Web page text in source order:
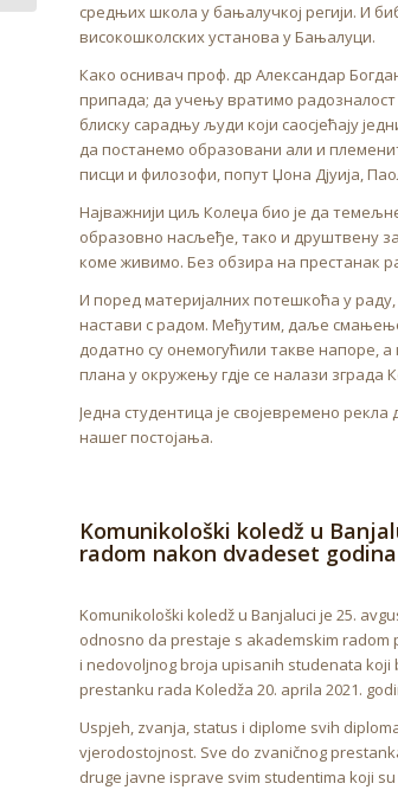
средњих школа у бањалучкој регији. И
високошколских установа у Бањалуци.
Како оснивач проф. др Александар
припада; да учењу вратимо
блиску сарадњу људи који саосјећају
да постанемо образовани али и
писци и филозофи, попут Џона Дјуија,
Најважнији циљ Колеџа био је да
образовно насљеђе, тако и друштвену
коме живимо. Без обзира на престанак
И поред материјалних потешкоћа у
настави с радом. Међутим, даље
додатно су онемогућили такве напоре,
плана у окружењу гдје се налази зграда
Једна студентица је својевремено
нашег постојања.
Komunikološki koledž u
radom nakon dvadeset
Komunikološki koledž u Banjaluci je 25.
odnosno da prestaje s akademskim
i nedovoljnog broja upisanih studenata koji
prestanku rada Koledža 20. aprila 2021.
Uspjeh, zvanja, status i diplome svih
vjerodostojnost. Sve do zvaničnog
druge javne isprave svim studentima koji